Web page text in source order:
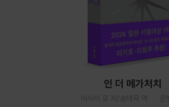
인 더 메가처치
아사이 료 저/송태욱 역